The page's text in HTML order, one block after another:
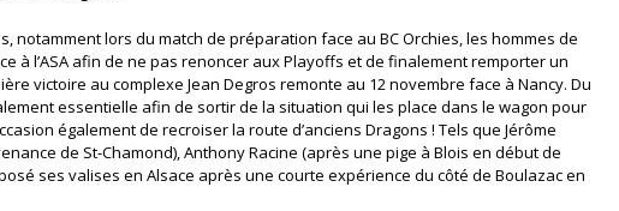
notamment lors du match de préparation face au BC Orchies, les hommes de
à l’ASA afin de ne pas renoncer aux Playoffs et de finalement remporter un
victoire au complexe Jean Degros remonte au 12 novembre face à Nancy. Du
essentielle afin de sortir de la situation qui les place dans le wagon pour
également de recroiser la route d’anciens Dragons ! Tels que Jérôme
de St-Chamond), Anthony Racine (après une pige à Blois en début de
ses valises en Alsace après une courte expérience du côté de Boulazac en